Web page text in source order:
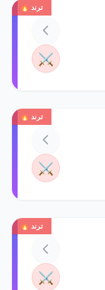
ترند 🔥
⚔️
ترند 🔥
⚔️
ترند 🔥
⚔️